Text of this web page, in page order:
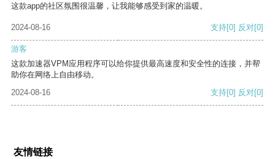
这款app的社区氛围很温馨，让我能够感受到家的温暖。
2024-08-16 支持[0] 反对[0]
游客
这款加速器VPM应用程序可以给你提供最高速度和安全性的连接，并帮
助你在网络上自由移动。
2024-08-16
支持[0] 反对[0]
友情链接